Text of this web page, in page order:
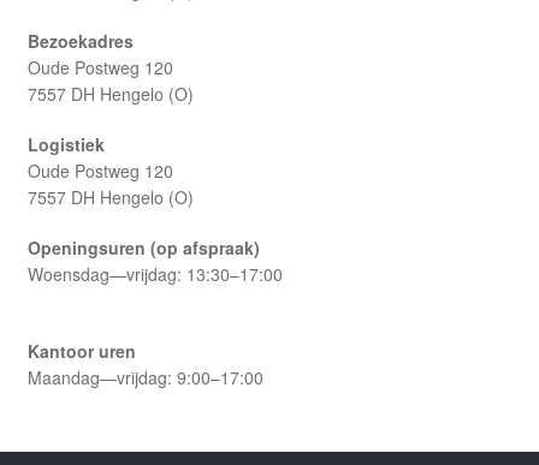
Bezoekadres
Oude Postweg 120
7557 DH Hengelo (O)
Logistiek
Oude Postweg 120
7557 DH Hengelo (O)
Openingsuren (op afspraak)
Woensdag—vrijdag: 13:30–17:00
Kantoor uren
Maandag—vrijdag: 9:00–17:00